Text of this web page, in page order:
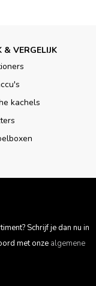
& VERGELIJK
kachels
Schrijf je dan nu in
met onze algemene